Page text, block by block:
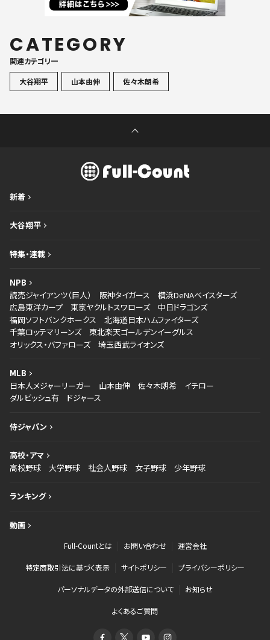
CATEGORY
関連カテゴリ一
大谷翔平
山本由伸 佐々木朗希
新着
大谷翔平
特集・連載
NPB
読売ジャイアンツ（巨人）
阪神タイガース
横浜DeNAベイスターズ
広島東洋カープ
東京ヤクルトスワローズ
中日ドラゴンズ
福岡ソフトバンクホークス
北海道日本ハムファイターズ
千葉ロッテマリーンズ
東北楽天ゴールデンイーグルス
オリックス・バファローズ
埼玉西武ライオンズ
MLB
日本人メジャーリーガー
山本由伸 佐々木朗希
イチロー
ダルビッシュ有
ドジャース
侍ジャパン
高校・アマ
高校野球
大学野球 社会人野球 女子野球 少年野球
ランキング
動画
Full-Countとは お問い合わせ 運営会社
特定商取引法に基づく表示 サイトポリシー プライバシーポリシー
パーソナルデータの外部送信について お知らせ
よくあるご質問